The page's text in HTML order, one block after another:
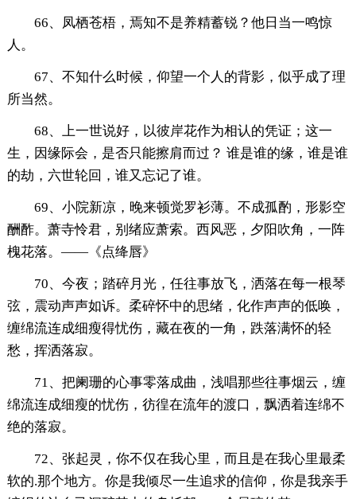
66、凤栖苍梧，焉知不是养精蓄锐？他日当一鸣惊
人。
67、不知什么时候，仰望一个人的背影，似乎成了理
所当然。
68、上一世说好，以彼岸花作为相认的凭证；这一
生，因缘际会，是否只能擦肩而过？ 谁是谁的缘，谁是谁
的劫，六世轮回，谁又忘记了谁。
69、小院新凉，晚来顿觉罗衫薄。不成孤酌，形影空
酬酢。萧寺怜君，别绪应萧索。西风恶，夕阳吹角，一阵
槐花落。——《点绛唇》
70、今夜；踏碎月光，任往事放飞，洒落在每一根琴
弦，震动声声如诉。柔碎怀中的思绪，化作声声的低唤，
缠绵流连成细瘦得忧伤，藏在夜的一角，跌落满怀的轻
愁，挥洒落寂。
71、把阑珊的心事零落成曲，浅唱那些往事烟云，缠
绵流连成细瘦的忧伤，彷徨在流年的渡口，飘洒着连绵不
绝的落寂。
72、张起灵，你不仅在我心里，而且是在我心里最柔
软的.那个地方。你是我倾尽一生追求的信仰，你是我亲手